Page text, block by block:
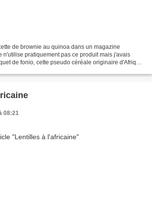
de brownie au quinoa dans un magazine
n'utilise pratiquement pas ce produit mais j'avais
de fonio, cette pseudo céréale originaire d'Afrique,
08:21